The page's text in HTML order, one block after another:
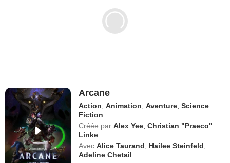
Documentaires à voir sur Netflix
Films Netflix les plus attendus
Arcane
Action ,Animation ,Aventure ,Science
Fiction
Créée par Alex Yee ,Christian "Praeco"
Linke
Avec Alice Taurand Hailee Steinfeld
Adeline Chetail